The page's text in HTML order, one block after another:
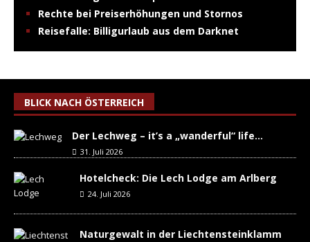
Rechte bei Preiserhöhungen und Stornos
Reisefalle: Billigurlaub aus dem Darknet
BLICK NACH ÖSTERREICH
Der Lechweg – it’s a „wanderful“ life…
31. Juli 2026
Hotelcheck: Die Lech Lodge am Arlberg
24. Juli 2026
Naturgewalt in der Liechtensteinklamm